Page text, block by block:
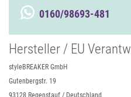
0160/98693-481
Hersteller / EU
styleBREAKER GmbH
Gutenbergstr. 19
93128 Regenstauf / Deutschland